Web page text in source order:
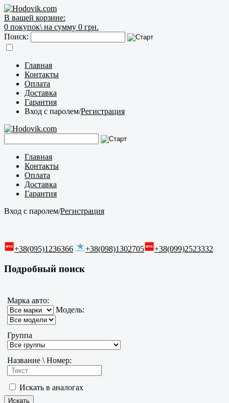
В вашей корзине:
0 покупок\ на сумму 0 грн.
Поиск:
Главная
Контакты
Оплата
Доставка
Гарантия
Вход с паролем/Регистрация
Главная
Контакты
Оплата
Доставка
Гарантия
Вход с паролем/Регистрация
+38(095)1236366 +38(098)1302705 +38(099)2523332
Подробный поиск
Марка авто:
Модель:
Группа
Название \ Номер:
Искать в аналогах